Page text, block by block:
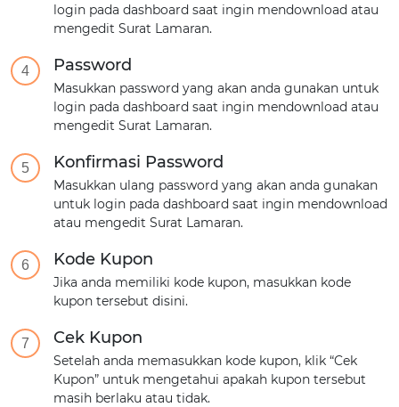
login pada dashboard saat ingin mendownload atau
mengedit Surat Lamaran.
4 Password
Masukkan password yang akan anda gunakan untuk
login pada dashboard saat ingin mendownload atau
mengedit Surat Lamaran.
5 Konfirmasi Password
Masukkan ulang password yang akan anda gunakan
untuk login pada dashboard saat ingin mendownload
atau mengedit Surat Lamaran.
6 Kode Kupon
Jika anda memiliki kode kupon, masukkan kode
kupon tersebut disini.
7 Cek Kupon
Setelah anda memasukkan kode kupon, klik “Cek
Kupon” untuk mengetahui apakah kupon tersebut
masih berlaku atau tidak.